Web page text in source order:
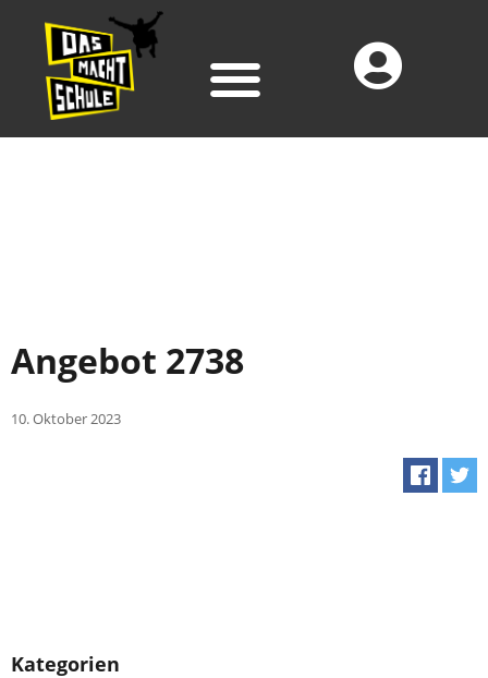
Angebot 2738
10. Oktober 2023
Kategorien